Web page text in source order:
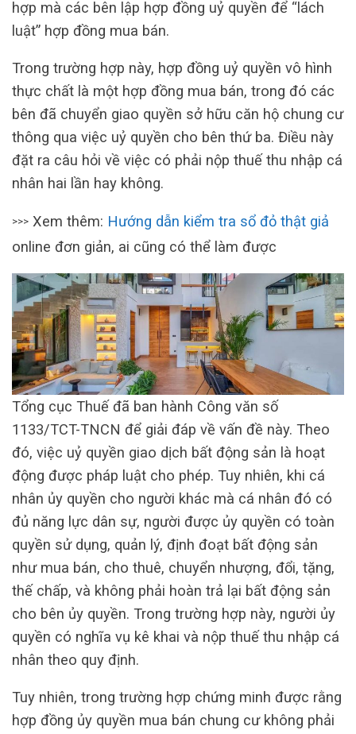
hợp mà các bên lập hợp đồng uỷ quyền để “lách
luật” hợp đồng mua bán.
Trong trường hợp này, hợp đồng uỷ quyền vô hình
thực chất là một hợp đồng mua bán, trong đó các
bên đã chuyển giao quyền sở hữu căn hộ chung cư
thông qua việc uỷ quyền cho bên thứ ba. Điều này
đặt ra câu hỏi về việc có phải nộp thuế thu nhập cá
nhân hai lần hay không.
>>> Xem thêm: Hướng dẫn kiểm tra sổ đỏ thật giả
online đơn giản, ai cũng có thể làm được
Tổng cục Thuế đã ban hành Công văn số
1133/TCT-TNCN để giải đáp về vấn đề này. Theo
đó, việc uỷ quyền giao dịch bất động sản là hoạt
động được pháp luật cho phép. Tuy nhiên, khi cá
nhân ủy quyền cho người khác mà cá nhân đó có
đủ năng lực dân sự, người được ủy quyền có toàn
quyền sử dụng, quản lý, định đoạt bất động sản
như mua bán, cho thuê, chuyển nhượng, đổi, tặng,
thế chấp, và không phải hoàn trả lại bất động sản
cho bên ủy quyền. Trong trường hợp này, người ủy
quyền có nghĩa vụ kê khai và nộp thuế thu nhập cá
nhân theo quy định.
Tuy nhiên, trong trường hợp chứng minh được rằng
hợp đồng ủy quyền mua bán chung cư không phải